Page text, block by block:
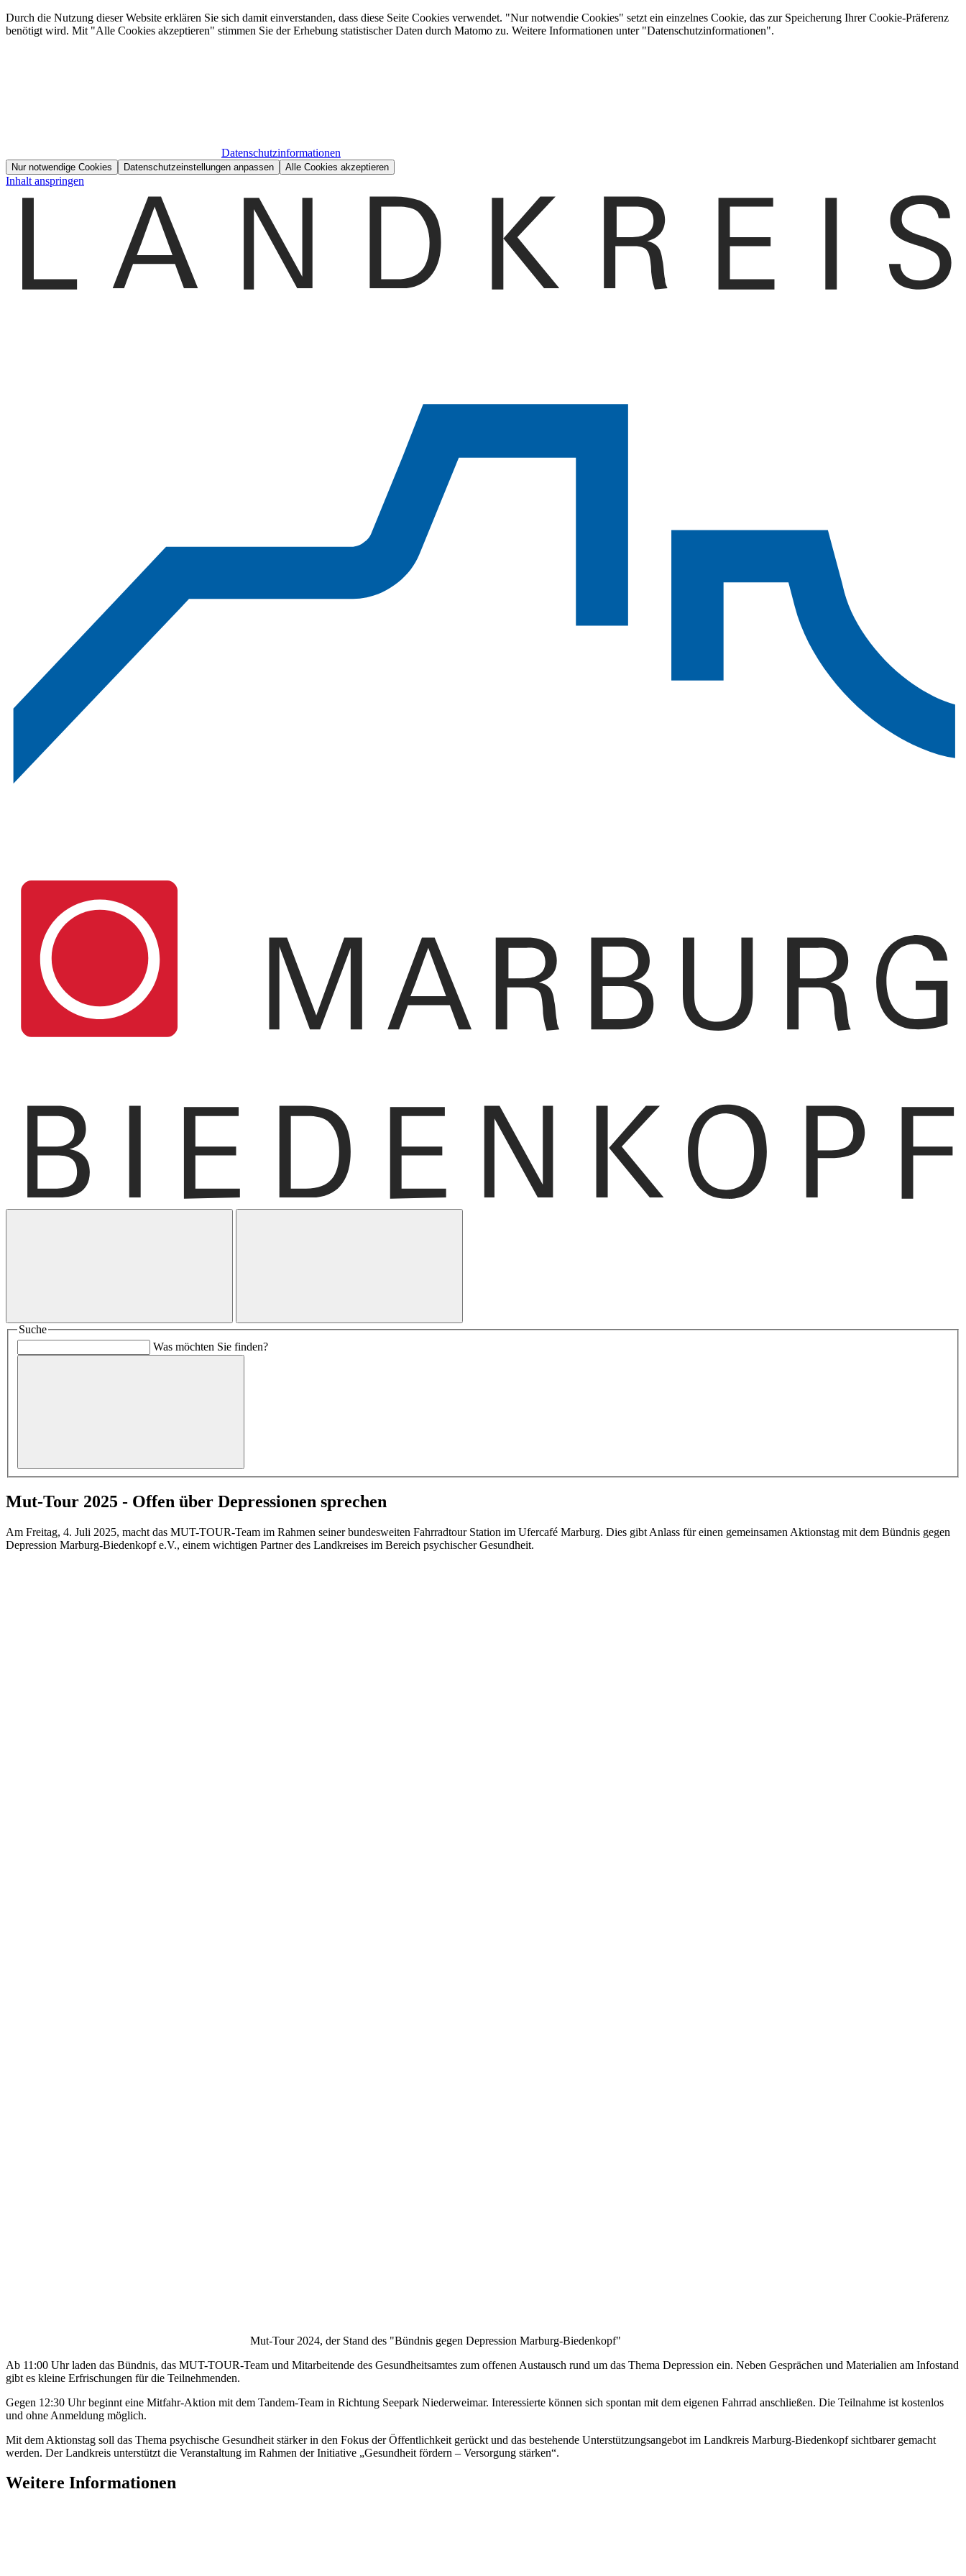
Durch die Nutzung dieser Website erklären Sie sich damit einverstanden, dass diese Seite Cookies verwendet. "Nur notwendie Cookies" setzt ein einzelnes Cookie, das zur Speicherung Ihrer Cookie-Präferenz
benötigt wird. Mit "Alle Cookies akzeptieren" stimmen Sie der Erhebung statistischer Daten durch Matomo zu. Weitere Informationen unter "Datenschutzinformationen".
Datenschutzinformationen
Nur notwendige Cookies Datenschutzeinstellungen anpassen Alle Cookies akzeptieren
Inhalt anspringen
Suche
Was möchten Sie finden?
Mut-Tour 2025 - Offen über Depressionen sprechen
Am Freitag, 4. Juli 2025, macht das MUT-TOUR-Team im Rahmen seiner bundesweiten Fahrradtour Station im Ufercafé Marburg. Dies gibt Anlass für einen gemeinsamen Aktionstag mit dem Bündnis gegen
Depression Marburg-Biedenkopf e.V., einem wichtigen Partner des Landkreises im Bereich psychischer Gesundheit.
Mut-Tour 2024, der Stand des "Bündnis gegen Depression Marburg-Biedenkopf"
Ab 11:00 Uhr laden das Bündnis, das MUT-TOUR-Team und Mitarbeitende des Gesundheitsamtes zum offenen Austausch rund um das Thema Depression ein. Neben Gesprächen und Materialien am Infostand
gibt es kleine Erfrischungen für die Teilnehmenden.
Gegen 12:30 Uhr beginnt eine Mitfahr-Aktion mit dem Tandem-Team in Richtung Seepark Niederweimar. Interessierte können sich spontan mit dem eigenen Fahrrad anschließen. Die Teilnahme ist kostenlos
und ohne Anmeldung möglich.
Mit dem Aktionstag soll das Thema psychische Gesundheit stärker in den Fokus der Öffentlichkeit gerückt und das bestehende Unterstützungsangebot im Landkreis Marburg-Biedenkopf sichtbarer gemacht
werden. Der Landkreis unterstützt die Veranstaltung im Rahmen der Initiative „Gesundheit fördern – Versorgung stärken“.
Weitere Informationen